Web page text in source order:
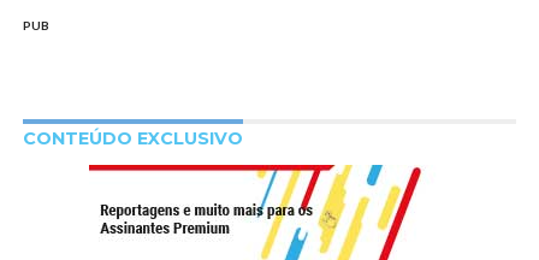
PUB
CONTEÚDO EXCLUSIVO